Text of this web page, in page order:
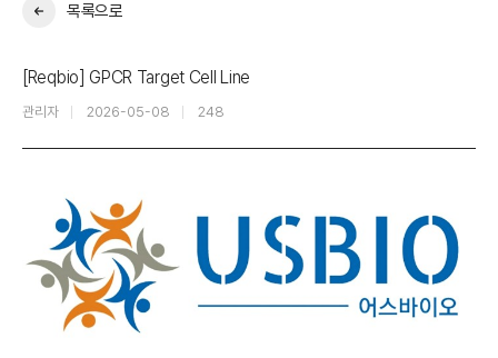
목록으로
[Reqbio] GPCR Target Cell Line
관리자 2026-05-08 248